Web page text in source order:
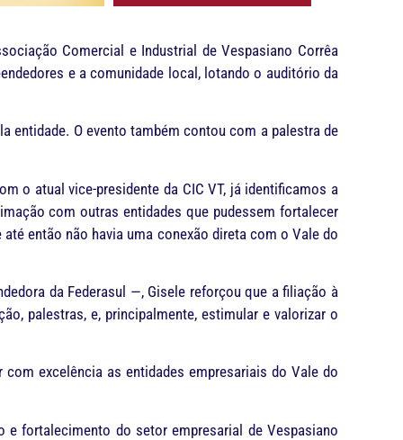
Comercial e Industrial de Vespasiano Corrêa
e a comunidade local, lotando o auditório da
entidade. O evento também contou com a palestra de
o atual vice-presidente da CIC VT, já identificamos a
com outras entidades que pudessem fortalecer
então não havia uma conexão direta com o Vale do
da Federasul —, Gisele reforçou que a filiação à
palestras, e, principalmente, estimular e valorizar o
excelência as entidades empresariais do Vale do
e fortalecimento do setor empresarial de Vespasiano